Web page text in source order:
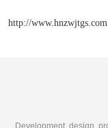
http://www.hnzwjtgs.com